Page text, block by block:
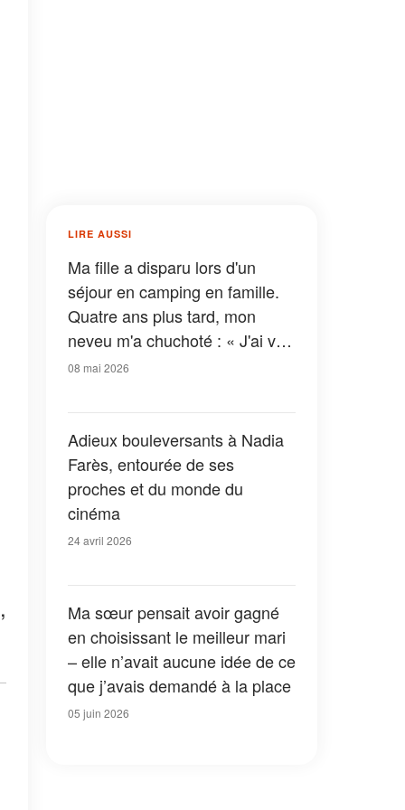
LIRE AUSSI
Ma fille a disparu lors d'un
séjour en camping en famille.
Quatre ans plus tard, mon
neveu m'a chuchoté : « J'ai vu
ce qui s'est réellement passé
08 mai 2026
Adieux bouleversants à Nadia
Farès, entourée de ses
proches et du monde du
cinéma
24 avril 2026
Ma sœur pensait avoir gagné
en choisissant le meilleur mari
– elle n’avait aucune idée de ce
que j’avais demandé à la place
05 juin 2026